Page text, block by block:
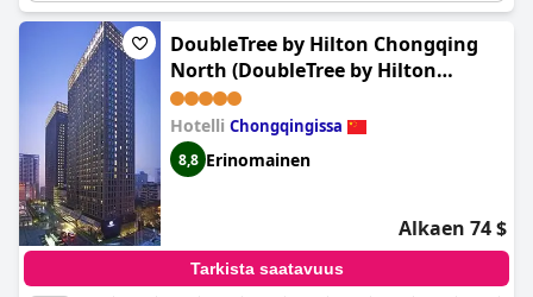
DoubleTree by Hilton Chongqing
North (DoubleTree by Hilton
Chongqing)
Hotelli Chongqingissa
8,8 Erinomainen
Alkaen 74 $
Tarkista saatavuus